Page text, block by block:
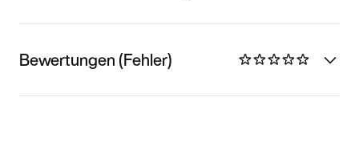
Bewertungen (Fehler)